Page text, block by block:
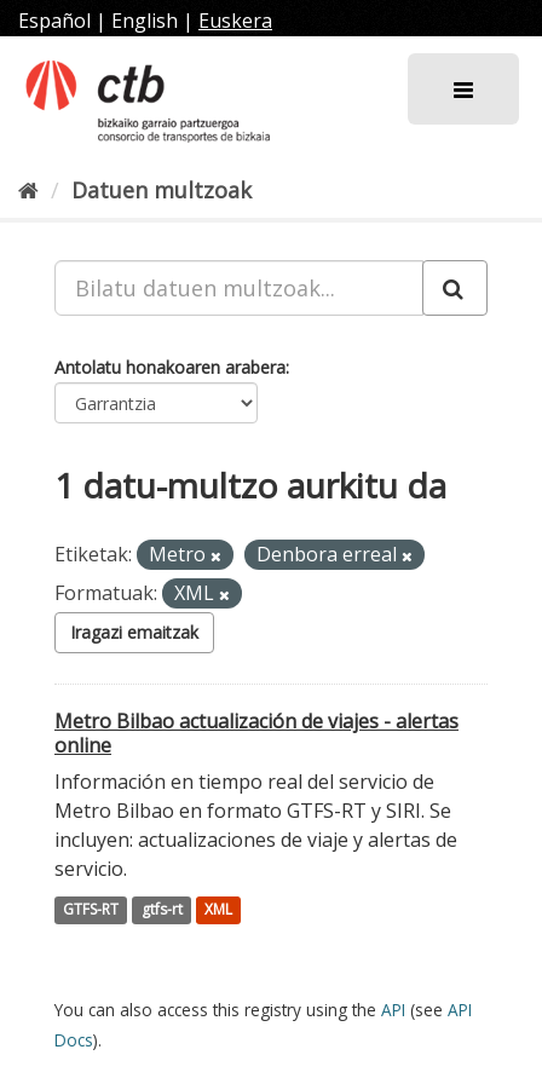
Joan
edukira
Español | English | Euskera
Datuen multzoak
Antolatu honakoaren arabera
1 datu-multzo aurkitu da
Etiketak: Metro
Denbora erreal
Formatuak:
XML
Iragazi emaitzak
Metro Bilbao actualización de viajes - alertas
online
Información en tiempo real del servicio de
Metro Bilbao en formato GTFS-RT y SIRI. Se
incluyen: actualizaciones de viaje y alertas de
servicio.
GTFS-RT gtfs-rt XML
You can also access this registry using the API (see API
Docs).